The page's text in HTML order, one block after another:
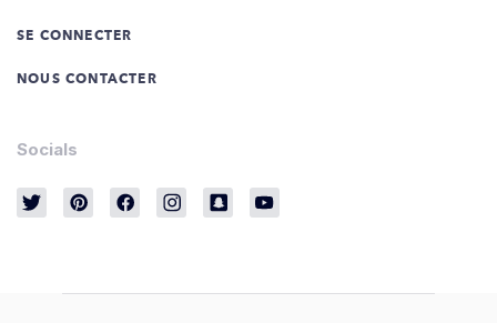
SE CONNECTER
NOUS CONTACTER
Socials